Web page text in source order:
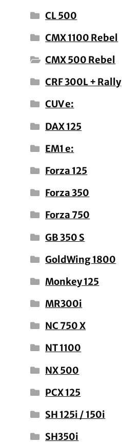
CL 500
CMX 1100 Rebel
CMX 500 Rebel
CRF 300L + Rally
CUV e:
DAX 125
EM1 e:
Forza 125
Forza 350
Forza 750
GB 350 S
GoldWing 1800
Monkey 125
MR300i
NC 750 X
NT 1100
NX 500
PCX 125
SH 125i / 150i
SH350i